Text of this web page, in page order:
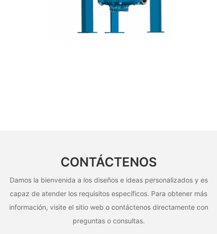
CONTÁCTENOS
Damos la bienvenida a los diseños e ideas personalizados y es
capaz de atender los requisitos específicos. Para obtener más
información, visite el sitio web o contáctenos directamente con
preguntas o consultas.